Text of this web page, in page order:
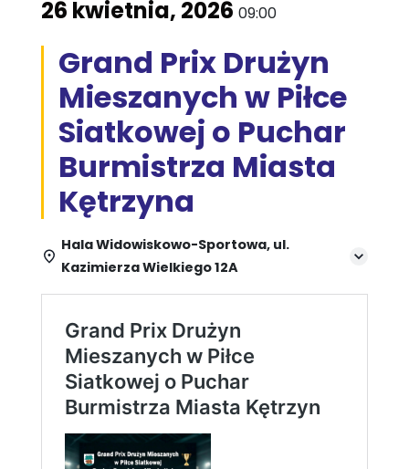
26 kwietnia, 2026 09:00
Grand Prix Drużyn
Mieszanych w Piłce
Siatkowej o Puchar
Burmistrza Miasta
Kętrzyna
Hala Widowiskowo-Sportowa, ul.
Kazimierza Wielkiego 12A